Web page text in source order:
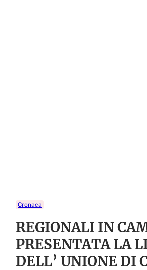
Cronaca
REGIONALI IN
PRESENTATA LA
DELL’ UNIONE DI